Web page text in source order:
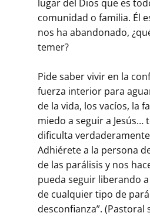
lugar del Dios que es
comunidad o familia. Él
nos ha abandonado,
temer?
Pide saber vivir en la
fuerza interior para
de la vida, los vacíos, la
miedo a seguir a Jesús…
dificulta
Adhiérete a la persona
de las parálisis y nos
pueda seguir liberando
de cualquier tipo de
desconfianza”. (Pastoral